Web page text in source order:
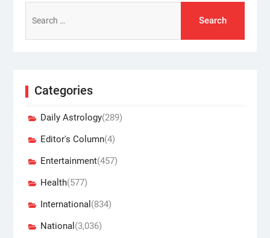
for:
Categories
Daily Astrology(289)
Editor's Column(4)
Entertainment(457)
Health(577)
International (834)
National (3,036)